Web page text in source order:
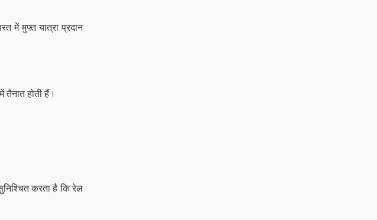
में मुफ्त यात्रा प्रदान
तैनात होती हैं।
करता है कि रेल